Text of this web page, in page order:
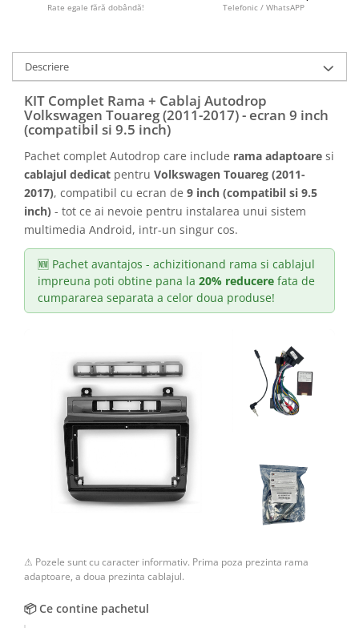
Camere marșarier auto
Camere Skoda
Camere Volkswagen
Camere Mercedes Benz
Camere Audi
Camere BMW
Camere Ford
Camere Opel
Camere Renault
Camere Fiat
Camere Citroen
Camere Peugeot
Camere înregistrare trafic
Accesorii multimedia
Rate egale fără dobândă! Telefonic / WhatsAPP
Descriere
KIT Complet Rama + Cablaj Autodrop
Volkswagen Touareg (2011-2017) - ecran 9 inch
(compatibil si 9.5 inch)
Pachet complet Autodrop care include rama adaptoare si
cablajul dedicat pentru Volkswagen Touareg (2011-
2017), compatibil cu ecran de 9 inch (compatibil si 9.5
inch) - tot ce ai nevoie pentru instalarea unui sistem
multimedia Android, intr-un singur cos.
🆕 Pachet avantajos - achizitionand rama si cablajul
impreuna poti obtine pana la 20% reducere fata de
cumpararea separata a celor doua produse!
⚠ Pozele sunt cu caracter informativ. Prima poza prezinta rama
adaptoare, a doua prezinta cablajul.
📦 Ce contine pachetul